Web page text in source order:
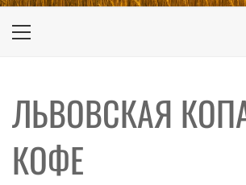
Primary
ЛЬВОВСКАЯ
КОФЕ